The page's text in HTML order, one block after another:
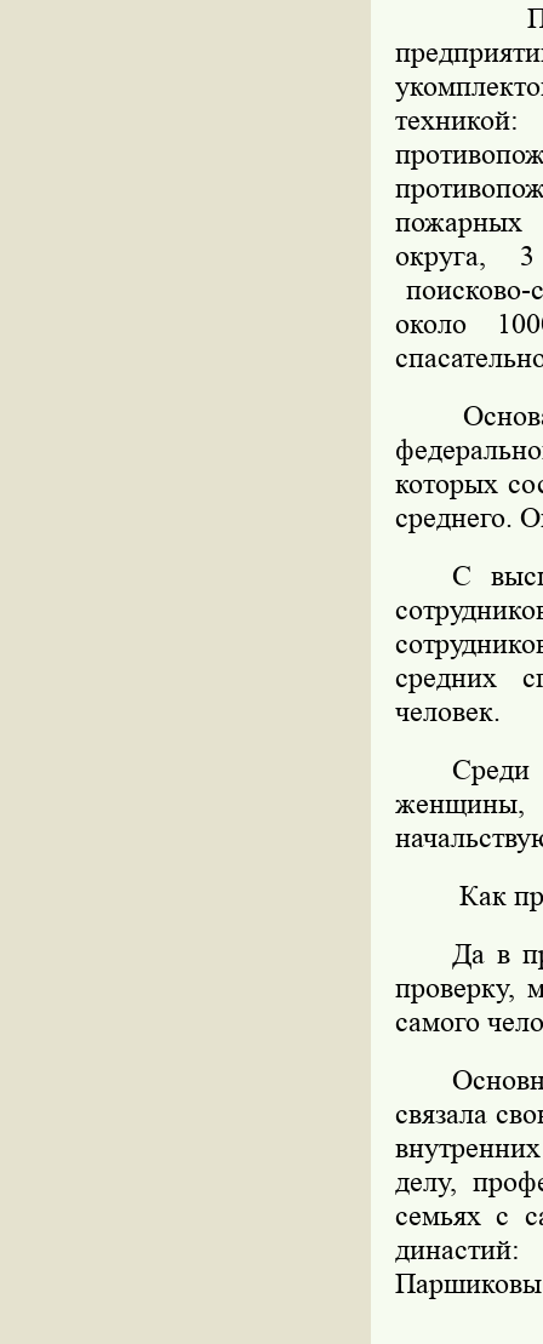
пожарных
округа,
поисково-
около
которых
среднего.
С
средних
человек.
женщины,
Как
Да в
проверку,
самого
связала
делу,
семьях с